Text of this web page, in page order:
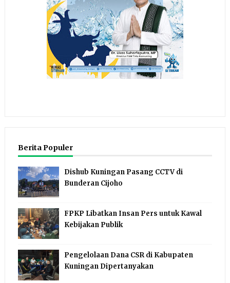
Berita Populer
Dishub Kuningan Pasang CCTV di
Bunderan Cijoho
FPKP Libatkan Insan Pers untuk Kawal
Kebijakan Publik
Pengelolaan Dana CSR di Kabupaten
Kuningan Dipertanyakan